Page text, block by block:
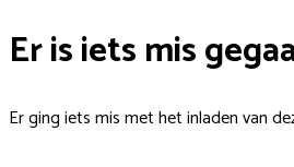
Er is iets mis
Er ging iets mis met het inladen van